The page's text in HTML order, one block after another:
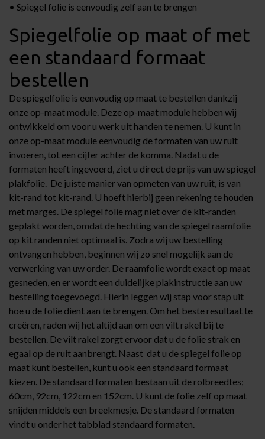
• Spiegel folie is eenvoudig zelf aan te brengen
Spiegelfolie op maat of met
een standaard formaat
bestellen
De spiegelfolie is eenvoudig op maat te bestellen dankzij
onze op-maat module. Deze op-maat module hebben wij
ontwikkeld om voor u werk uit handen te nemen. U kunt in
onze op-maat module eenvoudig de formaten van uw ruit
invoeren, tot een cijfer achter de komma. Nadat u de
formaten heeft ingevoerd, ziet u direct de prijs van uw spiegel
plakfolie. De juiste manier van opmeten van uw ruit, is van
kit-rand tot kit-rand. U hoeft hierbij geen rekening te houden
met marges. De spiegel folie mag niet over de kit-randen
geplakt worden, omdat de hechting van de spiegel raamfolie
op kit randen niet optimaal is. Zodra wij uw bestelling
ontvangen hebben, beginnen wij zo snel mogelijk aan de
verwerking van uw order. De raamfolie wordt exact op maat
gesneden, en er wordt een duidelijke plakinstructie aan uw
bestelling toegevoegd. Hierin leggen wij stap voor stap uit
hoe u de folie dient aan te brengen. Om het beste resultaat te
creëren, raden wij het altijd aan om een vilt rakel bij te
bestellen. De vilt rakel zorgt ervoor dat u de folie strak en
egaal op de ruit aanbrengt. Naast dat u de spiegel folie op
maat kunt bestellen, kunt u ook een standaard formaat
kiezen. De standaard formaten bestaan uit de rolbreedtes;
60cm, 92cm, 122cm en 152cm. U kunt de folie zelf op maat
snijden middels een breekmesje. De standaard formaten
vindt u onder het tabblad standaard formaten.